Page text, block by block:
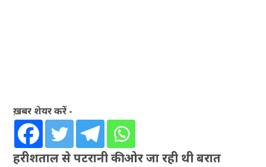
ख़बर शेयर करें -
हरीशताल से पटरानी की ओर जा रही थी बरात